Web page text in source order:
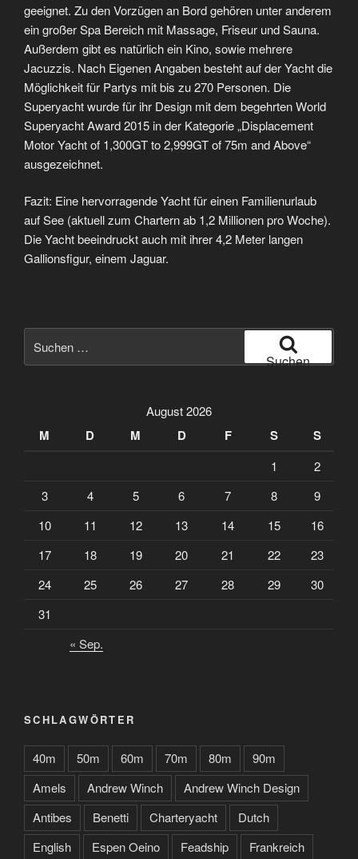
geeignet. Zu den Vorzügen an Bord gehören unter anderem
ein großer Spa Bereich mit Massage, Friseur und Sauna.
Außerdem gibt es natürlich ein Kino, sowie mehrere
Jacuzzis. Nach Eigenen Angaben besteht auf der Yacht die
Möglichkeit für Partys mit bis zu 270 Personen. Die
Superyacht wurde für ihr Design mit dem begehrten World
Superyacht Award 2015 in der Kategorie „Displacement
Motor Yacht of 1,300GT to 2,999GT of 75m and Above“
ausgezeichnet.
Fazit: Eine hervorragende Yacht für einen Familienurlaub
auf See (aktuell zum Chartern ab 1,2 Millionen pro Woche).
Die Yacht beeindruckt auch mit ihrer 4,2 Meter langen
Gallionsfigur, einem Jaguar.
nach:
Suchen
August 2026
M D M D F S S
1
2
3
4 5 6 7 8
9
10
11 12 13 14 15
16
17
18 19 20 21 22
23
24
25 26 27 28 29
30
31
« Sep.
SCHLAGWÖRTER
40m 50m 60m 70m 80m
90m
Amels
Andrew Winch
Andrew Winch Design
Antibes
Benetti Charteryacht
Dutch
English
Espen Oeino Feadship
Frankreich